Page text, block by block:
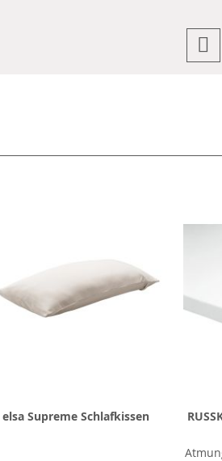
elsa Supreme Schlafkissen